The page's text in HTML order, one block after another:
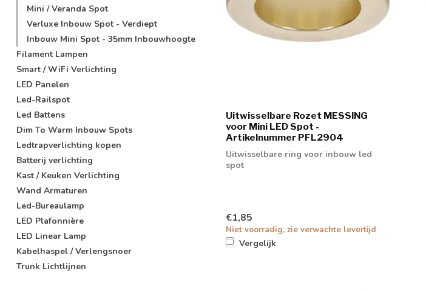
Mini / Veranda Spot
Verluxe Inbouw Spot - Verdiept
Inbouw Mini Spot - 35mm Inbouwhoogte
Filament Lampen
Smart / WiFi Verlichting
LED Panelen
Led-Railspot
Led Battens
Dim To Warm Inbouw Spots
Ledtrapverlichting kopen
Batterij verlichting
Kast / Keuken Verlichting
Wand Armaturen
Led-Bureaulamp
LED Plafonnière
LED Linear Lamp
Kabelhaspel / Verlengsnoer
Trunk Lichtlijnen
Uitwisselbare Rozet MESSING
voor Mini LED Spot -
Artikelnummer PFL2904
Uitwisselbare ring voor inbouw led
spot
€1,85
Niet voorradig, zie verwachte levertijd
Vergelijk